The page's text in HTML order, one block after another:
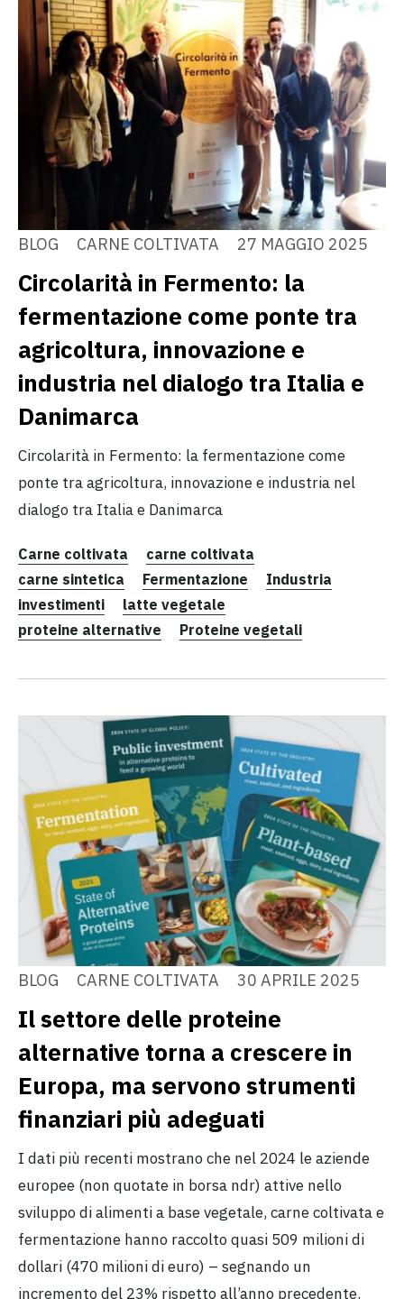
BLOG CARNE COLTIVATA 27 MAGGIO 2025
Circolarità in Fermento: la
fermentazione come ponte tra
agricoltura, innovazione e
industria nel dialogo tra Italia e
Danimarca
Circolarità in Fermento: la fermentazione come
ponte tra agricoltura, innovazione e industria nel
dialogo tra Italia e Danimarca
Carne coltivata
carne coltivata
carne sintetica
Fermentazione
Industria
investimenti
latte vegetale
proteine alternative
Proteine vegetali
BLOG CARNE COLTIVATA 30 APRILE 2025
Il settore delle proteine
alternative torna a crescere in
Europa, ma servono strumenti
finanziari più adeguati
I dati più recenti mostrano che nel 2024 le aziende
europee (non quotate in borsa ndr) attive nello
sviluppo di alimenti a base vegetale, carne coltivata e
fermentazione hanno raccolto quasi 509 milioni di
dollari (470 milioni di euro) – segnando un
incremento del 23% rispetto all’anno precedente.